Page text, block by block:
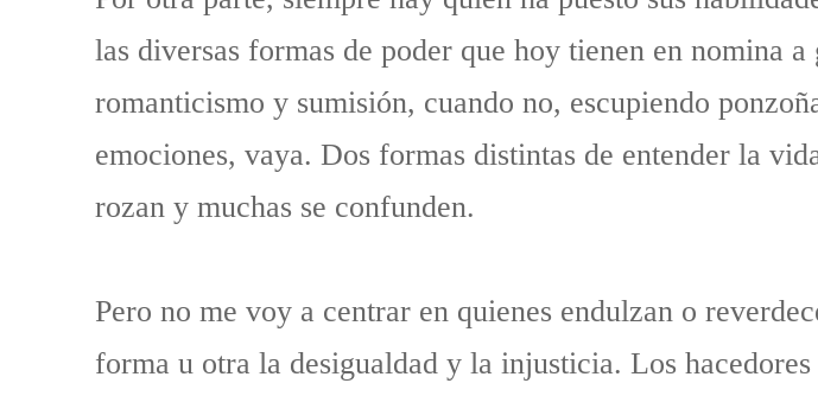
las diversas formas de poder que hoy tienen en nomina
romanticismo y sumisión, cuando no, escupiendo
emociones, vaya. Dos formas distintas de entender la
rozan y muchas se confunden.
Pero no me voy a centrar en quienes endulzan o
forma u otra la desigualdad y la injusticia. Los